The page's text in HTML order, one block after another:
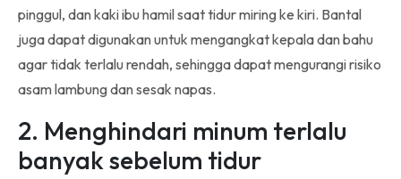
pinggul, dan kaki ibu hamil saat tidur miring ke kiri. Bantal
juga dapat digunakan untuk mengangkat kepala dan bahu
agar tidak terlalu rendah, sehingga dapat mengurangi risiko
asam lambung dan sesak napas.
2. Menghindari minum terlalu
banyak sebelum tidur